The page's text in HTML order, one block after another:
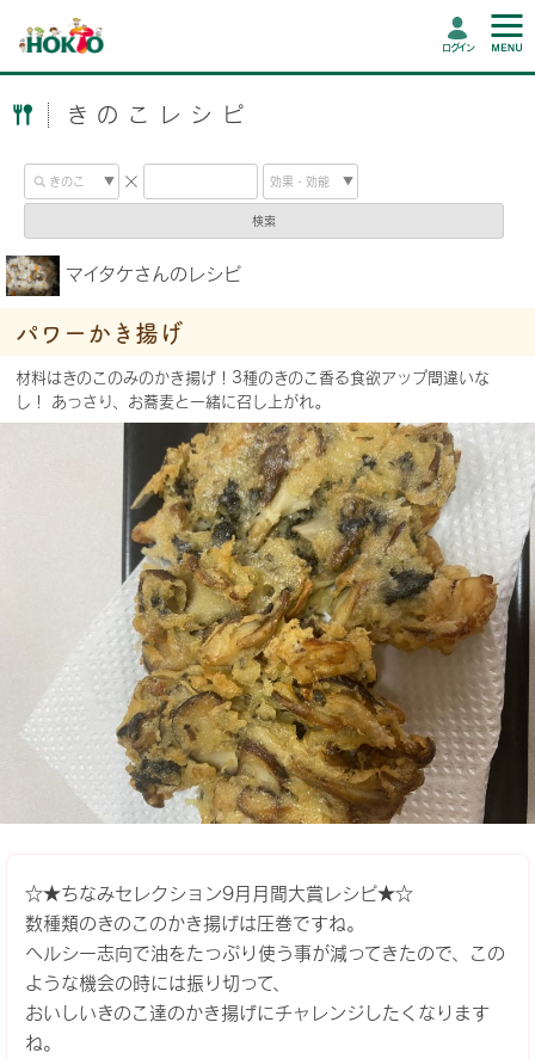
ログイン
きのこレシピ
検索
マイタケさんのレシピ
パワーかき揚げ
材料はきのこのみのかき揚げ！3種のきのこ香る食欲アップ間違いな
し！ あっさり、お蕎麦と一緒に召し上がれ｡
☆★ちなみセレクション9月月間大賞レシピ★☆
数種類のきのこのかき揚げは圧巻ですね。
ヘルシー志向で油をたっぷり使う事が減ってきたので、この
ような機会の時には振り切って、
おいしいきのこ達のかき揚げにチャレンジしたくなります
ね。